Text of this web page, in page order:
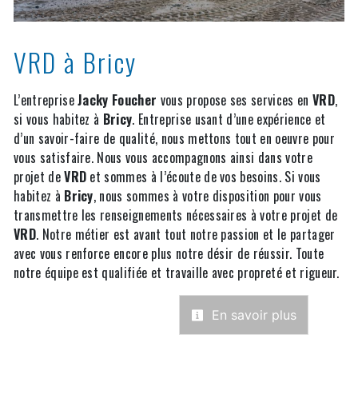
VRD à Bricy
L’entrepriseJacky Foucher vous propose ses services en VRD,
si vous habitez à Bricy. Entreprise usant d’une expérience et
d’un savoir-faire de qualité, nous mettons tout en oeuvre pour
vous satisfaire. Nous vous accompagnons ainsi dans votre
projet deVRD et sommes à l’écoute de vos besoins. Si vous
habitez à Bricy, nous sommes à votre disposition pour vous
transmettre les renseignements nécessaires à votre projet de
VRD. Notre métier est avant tout notre passion et le partager
avec vous renforce encore plus notre désir de réussir. Toute
notre équipe est qualifiée et travaille avec propreté et rigueur.
En savoir plus